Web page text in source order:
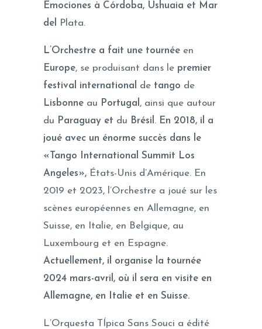
Emociones à Córdoba, Ushuaia et Mar
del
Plata.
L’Orchestre a fait une tournée en
Europe, se produisant dans le premier
festival international
de tango de
Lisbonne au Portugal , ainsi que autour
du Paraguay et du Brésil . En 2018, il a
joué avec un énorme succès dans le
«Tango International Summit Los
Angeles», États-Unis d’Amérique. En
2019 et 2023, l’Orchestre a joué sur les
scènes européennes en Allemagne, en
Suisse, en Italie, en Belgique, au
Luxembourg et en Espagne.
Actuellement, il organise la tournée
2024 mars-avril, où il sera en visite en
Allemagne, en Italie et en Suisse.
L’Orquesta TÍpica Sans Souci a édité